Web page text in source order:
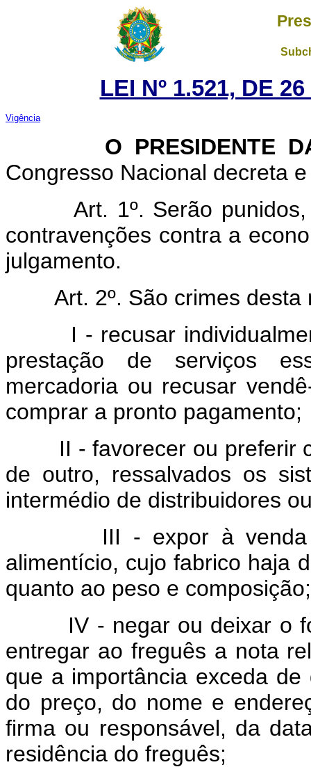
LEI Nº 1.521, DE
Vigência
O PRESIDENTE DA
Congresso Nacional decreta
Art. 1º. Serão
contravenções contra a
julgamento.
Art. 2º. São crimes desta
I - recusar
prestação de serviços
mercadoria ou recusar
comprar a pronto pagamento;
II - favorecer ou preferir
de outro, ressalvados os
intermédio de distribuidores
III - expor à venda ou
alimentício, cujo fabrico haja
quanto ao peso e composição;
IV - negar ou deixar o
entregar ao freguês a nota
que a importância exceda
do preço, do nome e
firma ou responsável, da
residência do freguês;